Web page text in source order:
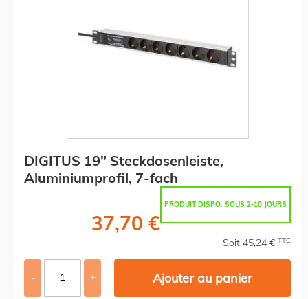
DIGITUS 19" Steckdosenleiste,
Aluminiumprofil, 7-fach
PRODUIT DISPO. SOUS 2-10 JOURS
37,70 €
Soit 45,24 € TTC
- + Ajouter au panier